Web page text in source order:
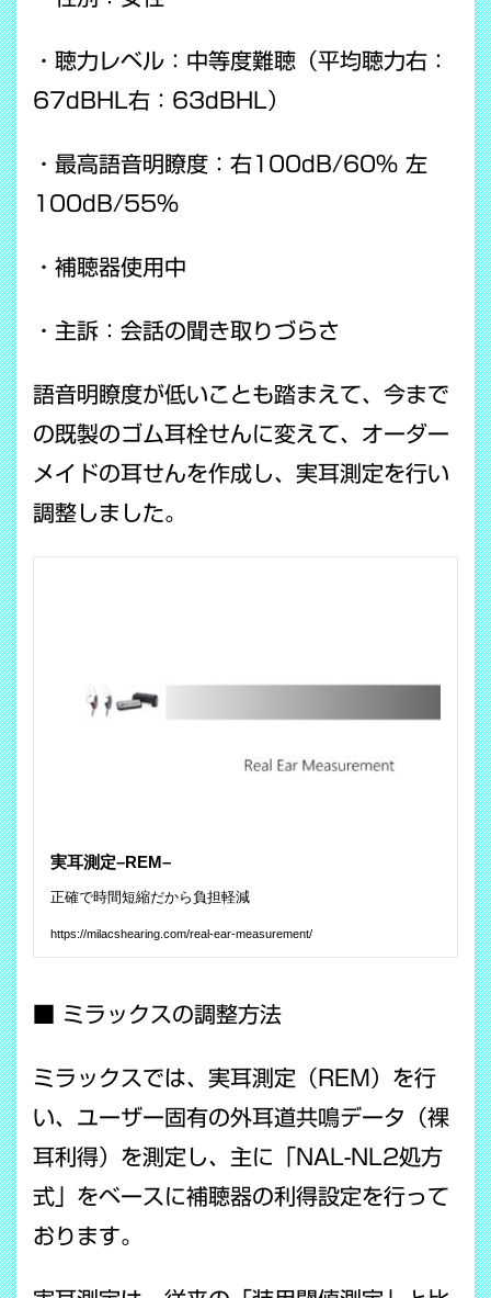
・聴力レベル：中等度難聴（平均聴力右：
67dBHL右：63dBHL）
・最高語音明瞭度：右100dB/60% 左
100dB/55%
・補聴器使用中
・主訴：会話の聞き取りづらさ
語音明瞭度が低いことも踏まえて、今まで
の既製のゴム耳栓せんに変えて、オーダー
メイドの耳せんを作成し、 実耳測定を行い
調整しました。
■ ミラックスの調整方法
ミラックスでは、実耳測定（REM）を行
い、ユーザー固有の外耳道共鳴データ（裸
耳利得）を測定し、主に「NAL-NL2処方
式」をベースに補聴器の利得設定を行って
おります。